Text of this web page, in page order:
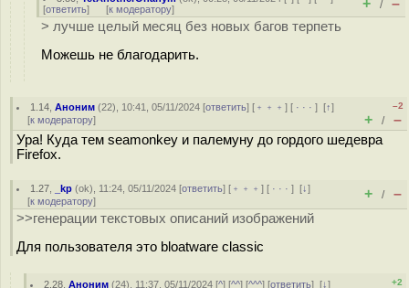
[ответить] [к модератору] + / –
> лучше целый месяц без новых багов терпеть
Можешь не благодарить.
1.14 ,Аноним (22), 10:41, 05/11/2024 [ответить] [ ﹢﹢﹢] [ · · ·][↑]
[к модератору]
–2
+ / –
Ура! Куда тем seamonkey и палемуну до гордого шедевра
Firefox.
1.27 _kp (ok), 11:24, 05/11/2024 [ответить] [ ﹢﹢﹢] [ · · ·][↓]
[к модератору] + / –
>>генерации текстовых описаний изображений
Для пользователя это bloatware classic
2.28 ,Аноним (24), 11:37, 05/11/2024 [^] [^^] [^^^] [ответить][↓] +2